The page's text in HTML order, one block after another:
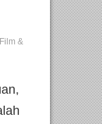
Film &